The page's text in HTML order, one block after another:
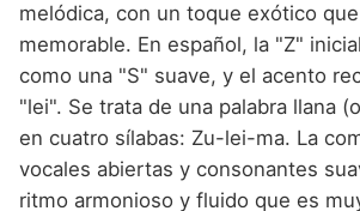
melódica, con un toque exótico
memorable. En español, la "Z"
como una "S" suave, y el acento
"lei". Se trata de una palabra llana
en cuatro sílabas: Zu-lei-ma. La
vocales abiertas y consonantes
ritmo armonioso y fluido que es